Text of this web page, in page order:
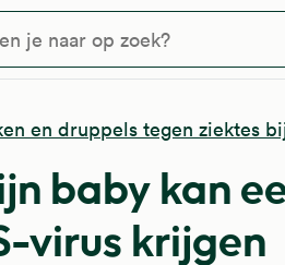
en druppels tegen ziektes
baby kan
virus krijgen